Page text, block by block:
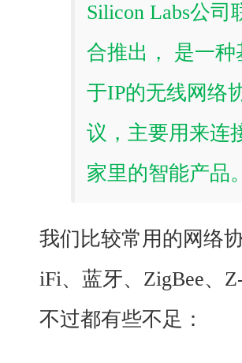
Silicon Labs公司
合推出， 是一种
于IP的无线网络
议，主要用来连
家里的智能产品。
我们比较常用的网络
iFi、蓝牙、ZigBee、Z-
不过都有些不足：